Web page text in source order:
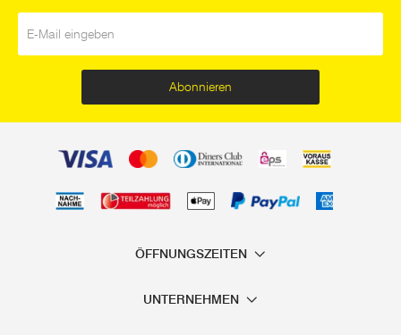
Abonnieren
ÖFFNUNGSZEITEN
UNTERNEHMEN